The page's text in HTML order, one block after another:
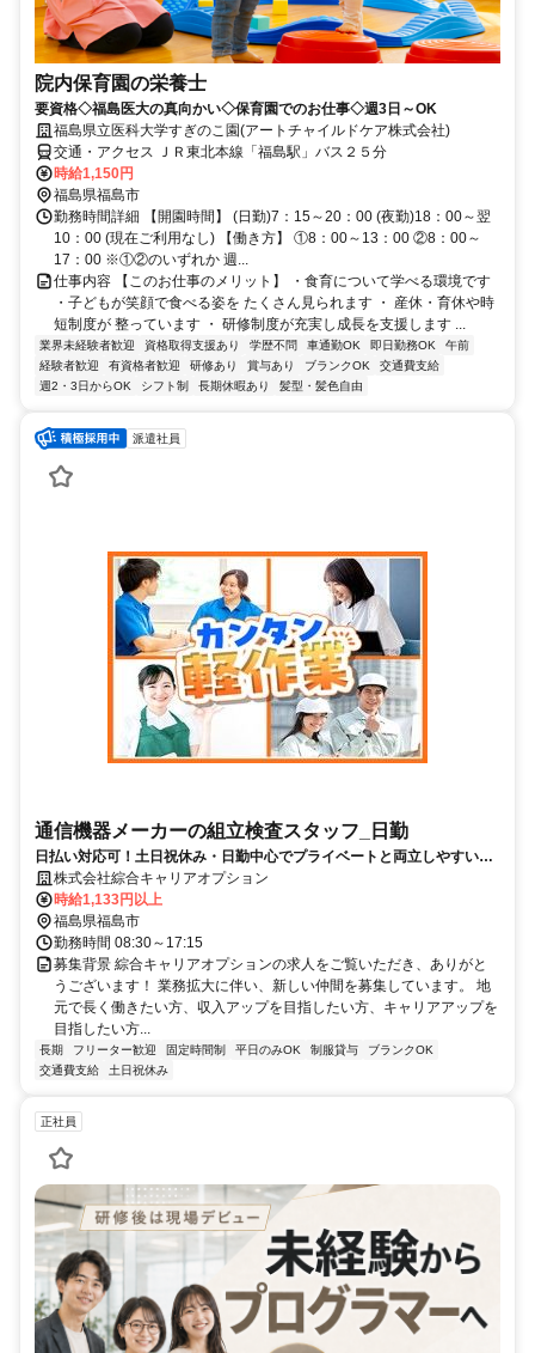
院内保育園の栄養士
要資格◇福島医大の真向かい◇保育園でのお仕事◇週3日～OK
福島県立医科大学すぎのこ園(アートチャイルドケア株式会社)
交通・アクセス ＪＲ東北本線「福島駅」バス２５分
時給1,150円
福島県福島市
勤務時間詳細 【開園時間】 (日勤)7：15～20：00 (夜勤)18：00～翌
10：00 (現在ご利用なし) 【働き方】 ①8：00～13：00 ②8：00～
17：00 ※①②のいずれか 週...
仕事内容 【このお仕事のメリット】 ・食育について学べる環境です
・子どもが笑顔で食べる姿を たくさん見られます ・ 産休・育休や時
短制度が 整っています ・ 研修制度が充実し成長を支援します ...
業界未経験者歓迎 資格取得支援あり 学歴不問 車通勤OK 即日勤務OK
午前
経験者歓迎
有資格者歓迎 研修あり 賞与あり ブランクOK
交通費支給
週2・3日からOK
シフト制 長期休暇あり 髪型・髪色自由
派遣社員
通信機器メーカーの組立検査スタッフ_日勤
日払い対応可！土日祝休み・日勤中心でプライベートと両立しやすい職
場です
株式会社綜合キャリアオプション
時給1,133円以上
福島県福島市
勤務時間 08:30～17:15
募集背景 綜合キャリアオプションの求人をご覧いただき、ありがと
うございます！ 業務拡大に伴い、新しい仲間を募集しています。 地
元で長く働きたい方、収入アップを目指したい方、キャリアアップを
目指したい方...
長期 フリーター歓迎 固定時間制 平日のみOK 制服貸与
ブランクOK
交通費支給
土日祝休み
正社員